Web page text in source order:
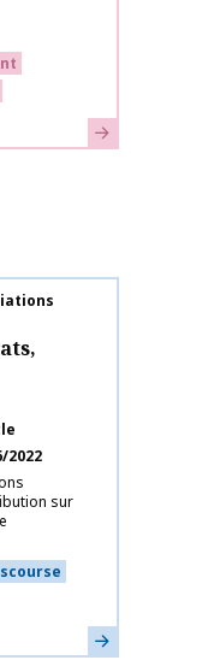
Learn more
2022
sur
Learn more